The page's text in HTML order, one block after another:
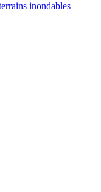
inondables